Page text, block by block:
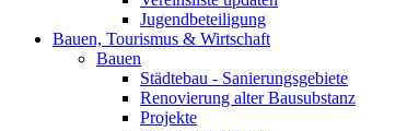
Jugendbeteiligung
Bauen, Tourismus & Wirtschaft
Bauen
Städtebau - Sanierungsgebiete
Renovierung alter Bausubstanz
Projekte